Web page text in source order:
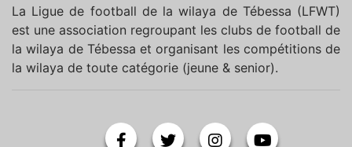
La Ligue de football de la wilaya de Tébessa (LFWT)
est une association regroupant les clubs de football de
la wilaya de Tébessa et organisant les compétitions de
la wilaya de toute catégorie (jeune & senior).